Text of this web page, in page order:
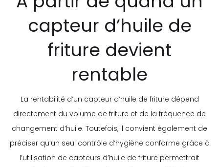
capteur d’huile de
friture devient
rentable
La rentabilité d’un capteur d’huile de friture dépend
directement du volume de friture et de la fréquence de
changement d’huile. Toutefois, il convient également de
préciser qu’un seul contrôle d’hygiène conforme grâce à
l’utilisation de capteurs d’huile de friture permettrait